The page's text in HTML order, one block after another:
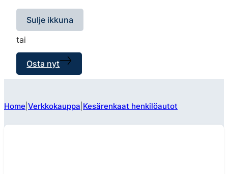
Sulje ikkuna
tai
Osta nyt
Home Verkkokauppa Kesärenkaat henkilöautot